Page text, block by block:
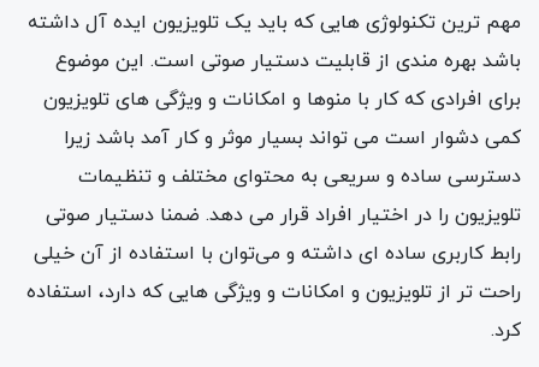
مهم ترین تکنولوژی هایی که باید یک تلویزیون ایده آل داشته
باشد بهره مندی از قابلیت دستیار صوتی است. این موضوع
برای افرادی که کار با منوها و امکانات و ویژگی های تلویزیون
کمی دشوار است می تواند بسیار موثر و کار آمد باشد زیرا
دسترسی ساده و سریعی به محتوای مختلف و تنظیمات
تلویزیون را در اختیار افراد قرار می دهد. ضمنا دستیار صوتی
رابط کاربری ساده ای داشته و می‌توان با استفاده از آن خیلی
راحت تر از تلویزیون و امکانات و ویژگی هایی که دارد، استفاده
کرد.